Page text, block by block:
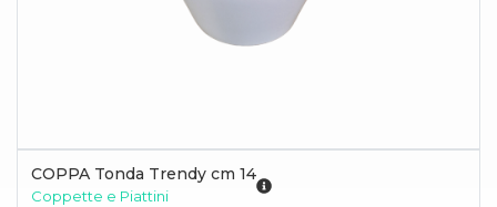
COPPA Tonda Trendy cm 14
Coppette e Piattini